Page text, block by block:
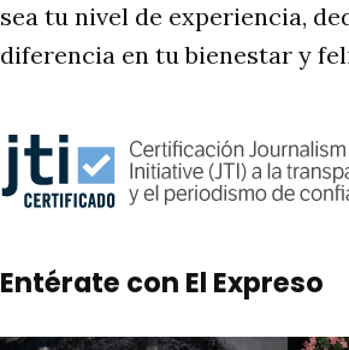
sea tu nivel de experiencia,
diferencia en tu bienestar y
Entérate con El Expreso